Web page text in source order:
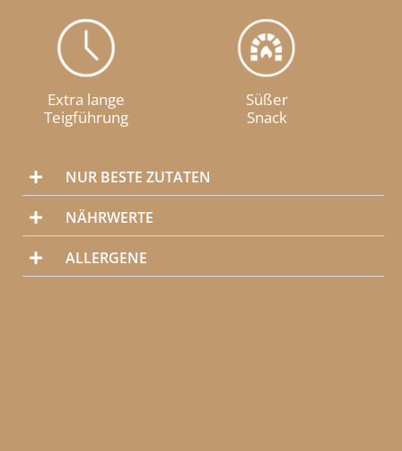
Extra lange
Teigführung
Süßer
Snack
NUR BESTE ZUTATEN
NÄHRWERTE
ALLERGENE